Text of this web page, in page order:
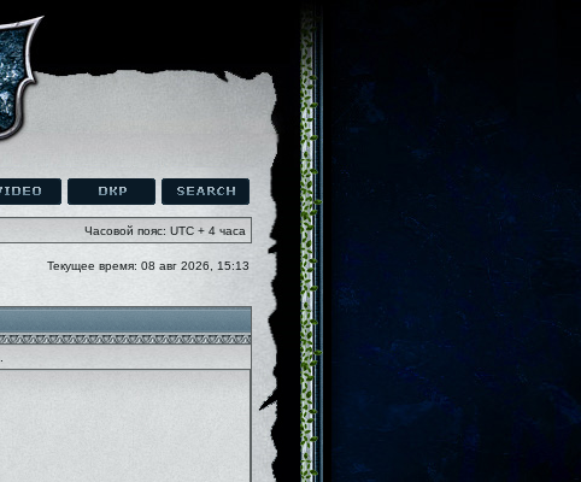
Часовой пояс: UTC + 4 часа
Текущее время: 08 авг 2026, 15:13